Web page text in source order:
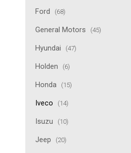
Ford (68)
General Motors (45)
Hyundai (47)
Holden (6)
Honda (15)
Iveco (14)
Isuzu (10)
Jeep (20)